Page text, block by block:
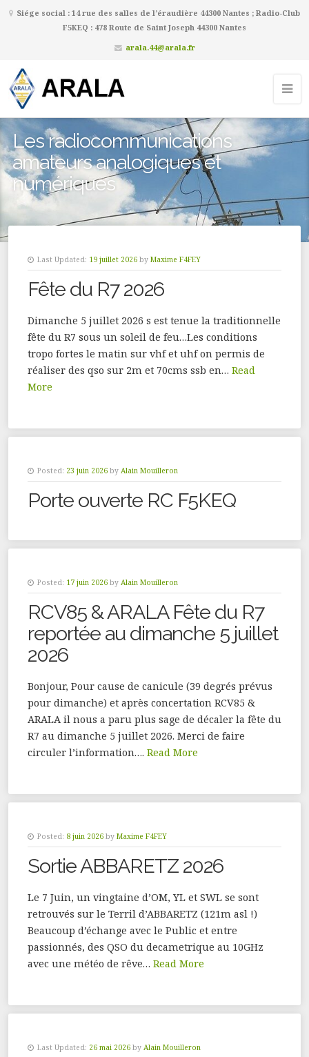
Siége social : 14 rue des salles de l’éraudière 44300 Nantes ; Radio-Club
F5KEQ : 478 Route de Saint Joseph 44300 Nantes
arala.44@arala.fr
Les radiocommunications
amateurs analogiques et
numériques
Last Updated: 19 juillet 2026 by Maxime F4FEY
Fête du R7 2026
Dimanche 5 juillet 2026 s est tenue la traditionnelle
fête du R7 sous un soleil de feu…Les conditions
tropo fortes le matin sur vhf et uhf on permis de
réaliser des qso sur 2m et 70cms ssb en… Read
More
Posted: 23 juin 2026 by Alain Mouilleron
Porte ouverte RC F5KEQ
Posted: 17 juin 2026 by Alain Mouilleron
RCV85 & ARALA Fête du R7
reportée au dimanche 5 juillet
2026
Bonjour, Pour cause de canicule (39 degrés prévus
pour dimanche) et après concertation RCV85 &
ARALA il nous a paru plus sage de décaler la fête du
R7 au dimanche 5 juillet 2026. Merci de faire
circuler l’information…. Read More
Posted: 8 juin 2026 by Maxime F4FEY
Sortie ABBARETZ 2026
Le 7 Juin, un vingtaine d’OM, YL et SWL se sont
retrouvés sur le Terril d’ABBARETZ (121m asl !)
Beaucoup d’échange avec le Public et entre
passionnés, des QSO du decametrique au 10GHz
avec une météo de rêve… Read More
Last Updated: 26 mai 2026 by Alain Mouilleron